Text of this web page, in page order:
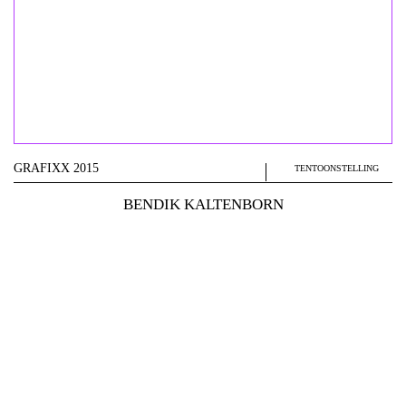
GRAFIXX 2015 TENTOONSTELLING
BENDIK KALTENBORN